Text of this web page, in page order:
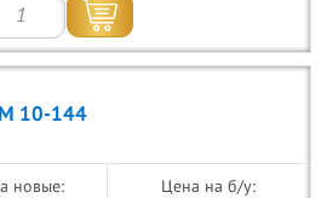
10-144
новые: Цена на б/у: